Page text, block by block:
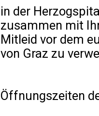
in der
zusammen mit
Mitleid vor dem
von Graz zu
Öffnungszeiten